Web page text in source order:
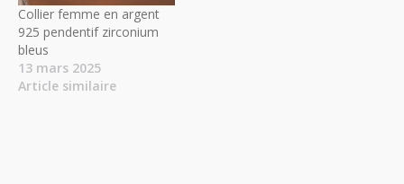
Collier femme en argent
925 pendentif zirconium
bleus
13 mars 2025
Article similaire